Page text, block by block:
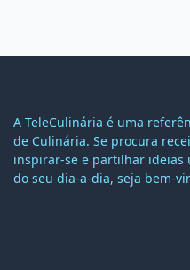
A TeleCulinária é uma
de Culinária. Se procura
inspirar-se e partilhar ideias
do seu dia-a-dia, seja bem-